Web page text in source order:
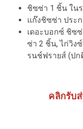
ชิซซ่า 1 ชิ้น ใน
แก๊งชิซซ่า ประ
เดอะบอกซ์ ชิซ
ซ่า 2 ชิ้น, ไก่วิง
รนช์ฟรายส์ (ปก
คลิกรับ